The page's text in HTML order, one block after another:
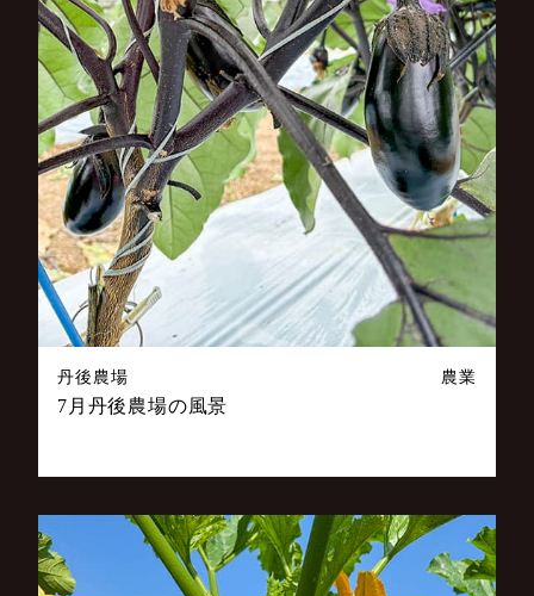
丹後農場 農業
7月丹後農場の風景